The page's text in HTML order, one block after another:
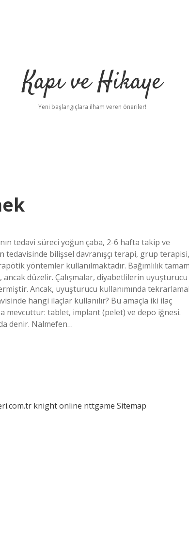
Kapı ve Hikaye
Yeni başlangıçlara ilham veren öneriler!
tedavi süreci yoğun çaba, 2-6 hafta takip ve
bilişsel davranışçı terapi, grup terapisi,
yöntemler kullanılmaktadır. Bağımlılık
ancak düzelir. Çalışmalar, diyabetlilerin uyuşturucu
Ancak, uyuşturucu kullanımında
hangi ilaçlar kullanılır? Bu amaçla iki ilaç
mevcuttur: tablet, implant (pelet) ve depo iğnesi.
denir. Nalmefen…
knight online nttgame Sitemap